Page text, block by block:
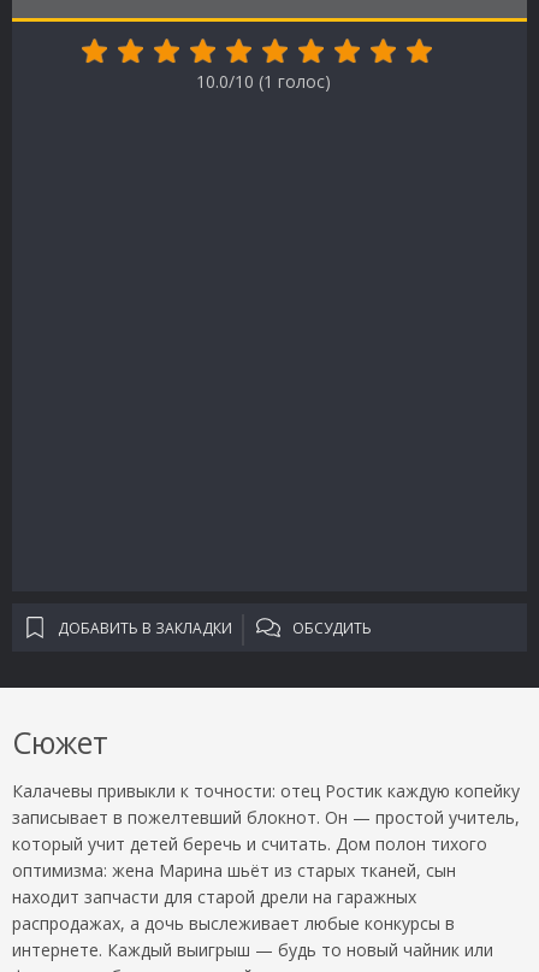
10.0/10 (1 голос)
ДОБАВИТЬ В ЗАКЛАДКИ ОБСУДИТЬ
Сюжет
Калачевы привыкли к точности: отец Ростик каждую копейку
записывает в пожелтевший блокнот. Он — простой учитель,
который учит детей беречь и считать. Дом полон тихого
оптимизма: жена Марина шьёт из старых тканей, сын
находит запчасти для старой дрели на гаражных
распродажах, а дочь выслеживает любые конкурсы в
интернете. Каждый выигрыш — будь то новый чайник или